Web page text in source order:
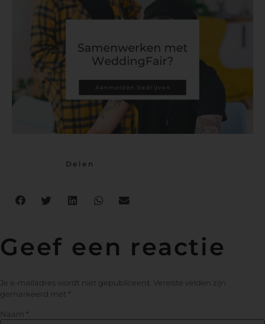
Delen
Geef een reactie
Je e-mailadres wordt niet gepubliceerd. Vereiste velden zijn
gemarkeerd met *
Naam *